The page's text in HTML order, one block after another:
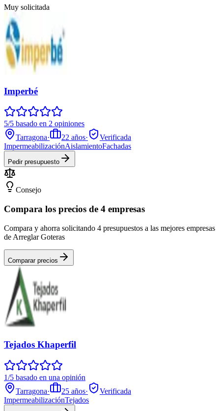
Muy solicitada
Imperbé
5/5 basado en 2 opiniones
Tarragona· 22 años·
Verificada
ImpermeabilizaciónAislamientoFachadas
Pedir presupuesto
Consejo
Compara los precios de 4 empresas
Compara y ahorra solicitando 4 presupuestos a las mejores empresas
de Arreglar Goteras
Comparar precios
Tejados Khaperfil
1/5 basado en una opinión
Tarragona· 25 años·
Verificada
ImpermeabilizaciónTejados